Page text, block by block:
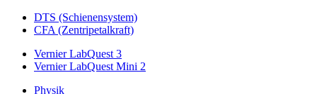
DTS (Schienensystem)
CFA (Zentripetalkraft)
Vernier LabQuest 3
Vernier LabQuest Mini 2
Physik